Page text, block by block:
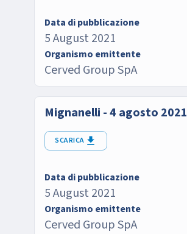
Data di pubblicazione
5 August 2021
Organismo emittente
Cerved Group SpA
Mignanelli - 4 agosto 2021
SCARICA
Data di pubblicazione
5 August 2021
Organismo emittente
Cerved Group SpA